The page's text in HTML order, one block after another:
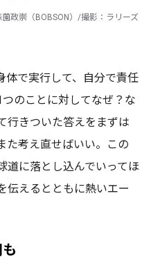
政崇（BOBSON）/撮影：ラリーズ
体で実行して、自分で責任
のことに対してなぜ？な
行きついた答えをまずは
た考え直せばいい。この
道に落とし込んでいってほ
伝えるとともに熱いエー